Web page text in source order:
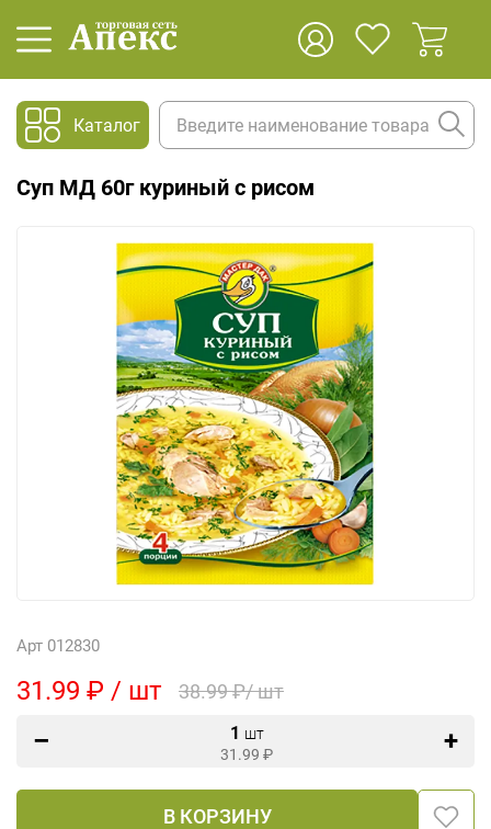
Каталог
Суп МД 60г куриный с рисом
Арт 012830
31.99 ₽ / шт 38.99 ₽/ шт
1 шт
31.99 ₽
В КОРЗИНУ